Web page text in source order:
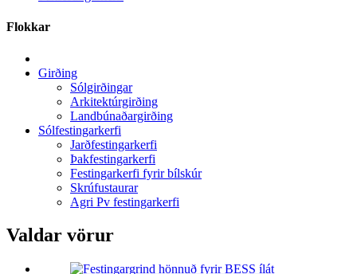
Flokkar
Girðing
Sólgirðingar
Arkitektúrgirðing
Landbúnaðargirðing
Sólfestingarkerfi
Jarðfestingarkerfi
Þakfestingarkerfi
Festingarkerfi fyrir bílskúr
Skrúfustaurar
Agri Pv festingarkerfi
Valdar vörur